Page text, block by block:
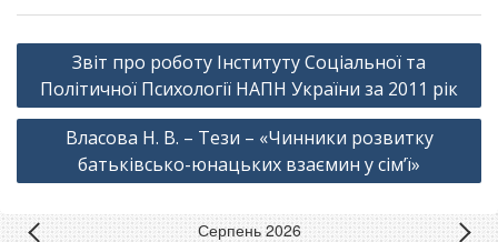
Навігація
записів
Звіт про роботу Інституту Соціальної та
Політичної Психології НАПН України за 2011 рік
Власова Н. В. – Тези – «Чинники розвитку
батьківсько-юнацьких взаємин у сім’ї»
Серпень 2026